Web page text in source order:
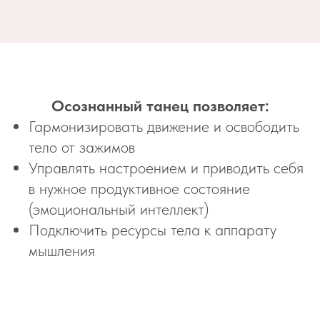
Осознанный танец позволяет:
Гармонизировать движение и освободить
тело от зажимов
Управлять настроением и приводить себя
в нужное продуктивное состояние
(эмоциональный интеллект)
Подключить ресурсы тела к аппарату
мышления